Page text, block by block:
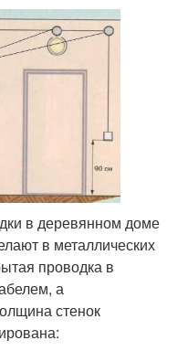
в деревянном доме
в металлических
проводка в
а
стенок